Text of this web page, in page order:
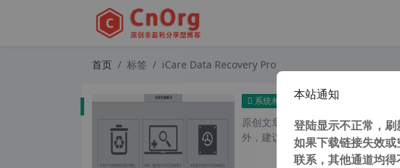
首页 标签 iCare Data Recovery Pro
系统相关 iCare Data Recovery
原创文章，转载请注明： 转载自
外，建议避开晚上的访问高峰期...
本站通知
登陆显示不正常，刷
如果下载链接失效
联系，其他通道均